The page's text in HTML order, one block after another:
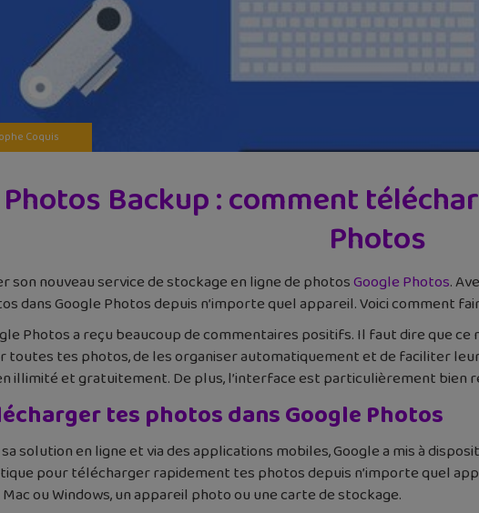
Coquis
Backup : comment
Photos
son nouveau service de stockage en ligne de photosGoogle Photos.
dans Google Photos depuis n’importe quel appareil. Voici comment
Photos a reçu beaucoup de commentaires positifs. Il faut dire que
tes photos, de les organiser automatiquement et de faciliter
illimité et gratuitement. De plus, l’interface est particulièrement bien
tes photos dans Google Photos
solution en ligne et via des applications mobiles, Google a mis à
pour télécharger rapidement tes photos depuis n’importe quel
ou Windows, un appareil photo ou une carte de stockage.